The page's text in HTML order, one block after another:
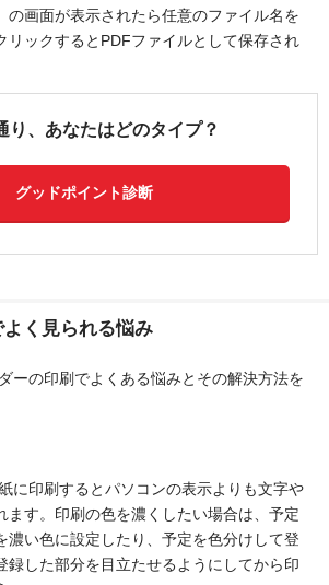
の画面が表示されたら任意のファイル名を
リックするとPDFファイルとして保存され
り、あなたはどのタイプ？
グッドポイント診断
く見られる悩み
ーの印刷でよくある悩みとその解決方法を
に印刷するとパソコンの表示よりも文字や
ます。印刷の色を濃くしたい場合は、予定
濃い色に設定したり、予定を色分けして登
録した部分を目立たせるようにしてから印